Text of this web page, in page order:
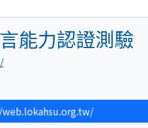
能力認證測驗